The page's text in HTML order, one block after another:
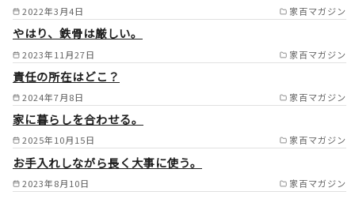
郡玖珠町） /
2022年3月4日 家百マガジン
2023年11月27日 家百マガジン
やはり、鉄骨は厳しい。
2024年7月8日 家百マガジン
責任の所在はどこ？
2025年10月15日 家百マガジン
家に暮らしを合わせる。
2023年8月10日 家百マガジン
お手入れしながら長く大事に使う。